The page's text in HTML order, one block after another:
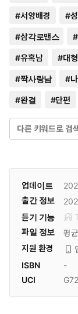
#서양배경 #
#삼각로맨스 #
#유혹남 #대
#짝사랑남 #
#완결 #단편
다른 키워드로 검
업데이트
출간 정보
듣기 기능
파일 정보
평
지원 환경
ISBN
-
UCI